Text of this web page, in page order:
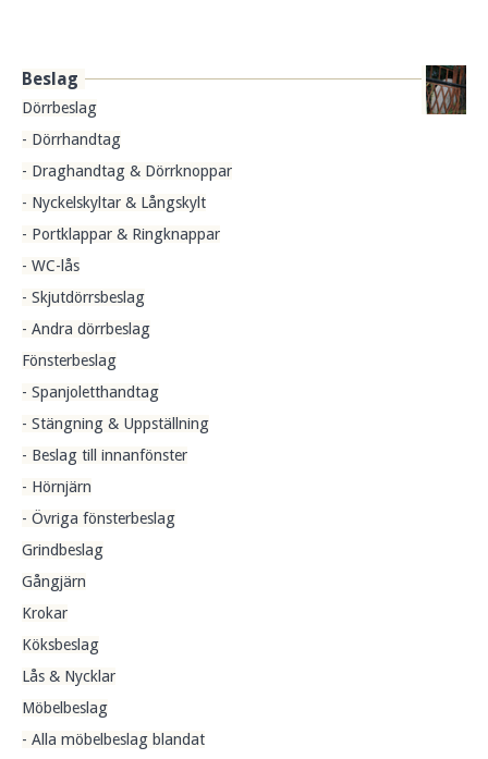
Beslag
Dörrbeslag
- Dörrhandtag
- Draghandtag & Dörrknoppar
- Nyckelskyltar & Långskylt
- Portklappar & Ringknappar
- WC-lås
- Skjutdörrsbeslag
- Andra dörrbeslag
Fönsterbeslag
- Spanjoletthandtag
- Stängning & Uppställning
- Beslag till innanfönster
- Hörnjärn
- Övriga fönsterbeslag
Grindbeslag
Gångjärn
Krokar
Köksbeslag
Lås & Nycklar
Möbelbeslag
- Alla möbelbeslag blandat